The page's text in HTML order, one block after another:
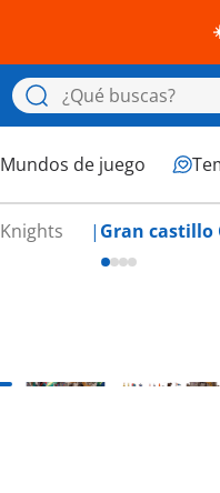
Mundos de juego
Knights Gran castillo